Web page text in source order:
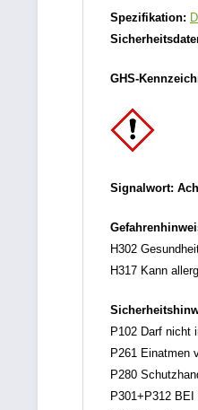
Spezifikation:
GHS-
Signalwort:
H302
H317 Kann
P102 Darf nicht
P261 Einatmen
P280
P301+P312